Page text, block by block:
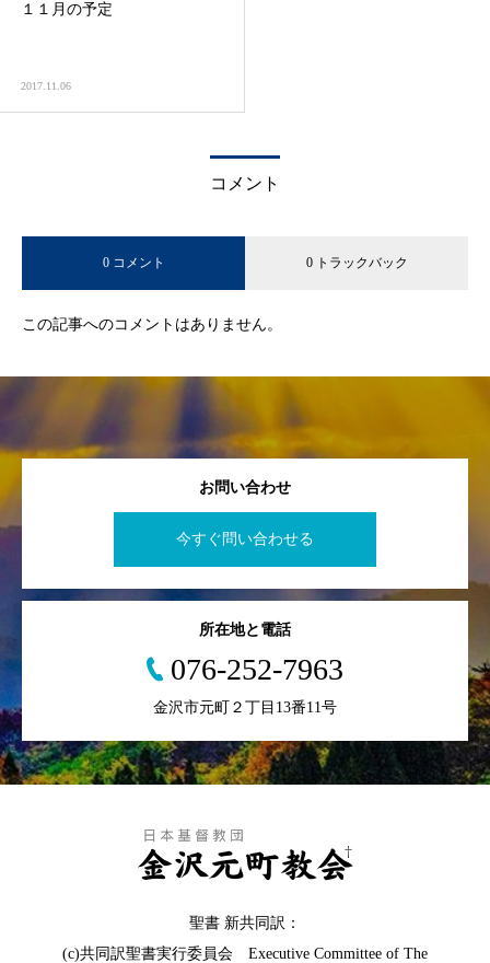
１１月の予定
2017.11.06
コメント
0 コメント 0 トラックバック
この記事へのコメントはありません。
お問い合わせ
今すぐ問い合わせる
所在地と電話
076-252-7963
金沢市元町２丁目13番11号
聖書 新共同訳：
(c)共同訳聖書実行委員会 Executive Committee of The